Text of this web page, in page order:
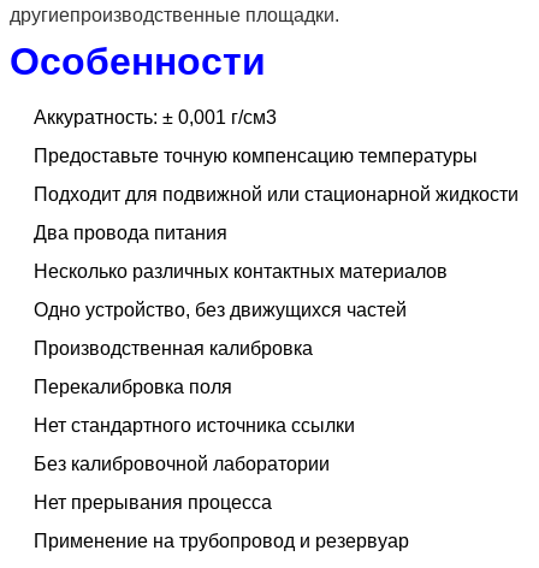
другиепроизводственные площадки.
Особенности
Аккуратность: ± 0,001 г/см3
Предоставьте точную компенсацию температуры
Подходит для подвижной или стационарной жидкости
Два провода питания
Несколько различных контактных материалов
Одно устройство, без движущихся частей
Производственная калибровка
Перекалибровка поля
Нет стандартного источника ссылки
Без калибровочной лаборатории
Нет прерывания процесса
Применение на трубопровод и резервуар